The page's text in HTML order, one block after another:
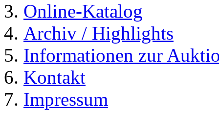
Online-Katalog
Archiv / Highlights
Informationen zur
Kontakt
Impressum